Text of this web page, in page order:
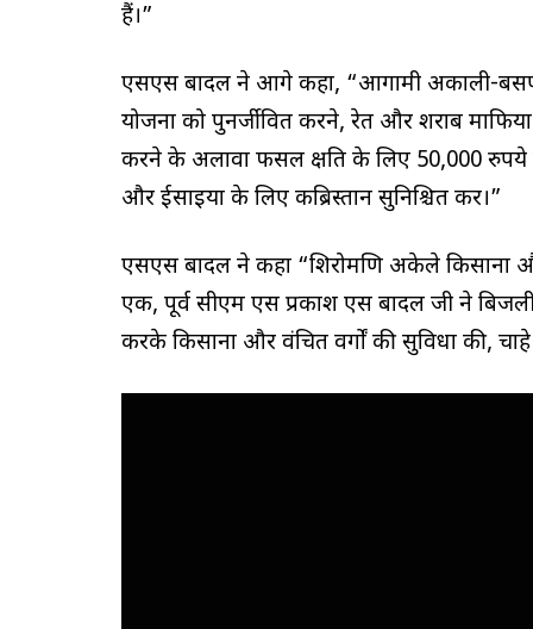
हैं।”
एसएस बादल ने आगे कहा, “आगामी अकाली-बसपा
योजना को पुनर्जीवित करने, रेत और शराब
करने के अलावा फसल क्षति के लिए 50,000 रुपये
और ईसाइयों के लिए कब्रिस्तान सुनिश्चित करें।”
एसएस बादल ने कहा “शिरोमणि अकेले किसानों
एक, पूर्व सीएम एस प्रकाश एस बादल जी ने
करके किसानों और वंचित वर्गों की सुविधा की,